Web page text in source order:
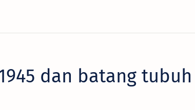
dan batang tubuh